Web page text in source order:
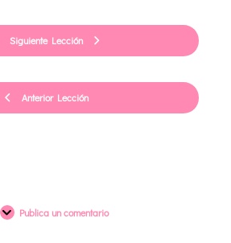
Anterior Lección
Siguiente Lección
Publica un comentario